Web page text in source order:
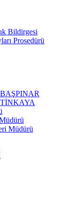
Bildirgesi
Prosedürü
Müdürü